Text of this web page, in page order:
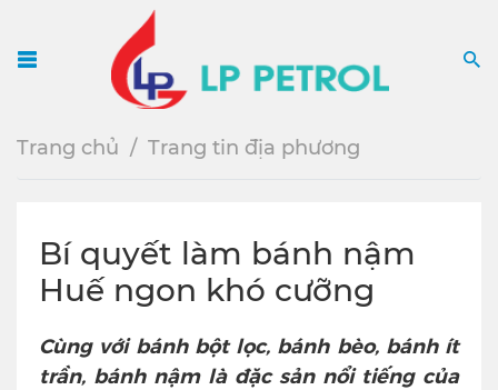
Trang chủ Trang tin địa phương
Bí quyết làm bánh nậm
Huế ngon khó cưỡng
Cùng với bánh bột lọc, bánh bèo, bánh ít
trần, bánh nậm là đặc sản nổi tiếng của